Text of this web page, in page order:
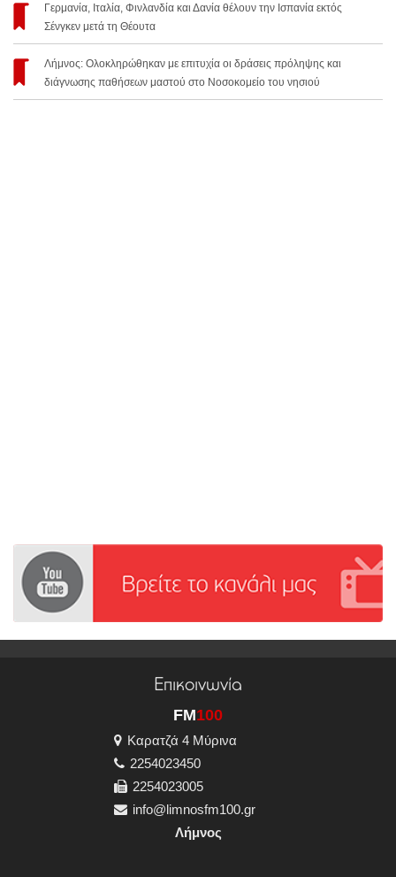
Γερμανία, Ιταλία, Φινλανδία και Δανία θέλουν την Ισπανία εκτός
Σένγκεν μετά τη Θέουτα
Λήμνος: Ολοκληρώθηκαν με επιτυχία οι δράσεις πρόληψης και
διάγνωσης παθήσεων μαστού στο Νοσοκομείο του νησιού
Επικοινωνία
FM100
Καρατζά 4 Μύρινα
2254023450
2254023005
info@limnosfm100.gr
Λήμνος